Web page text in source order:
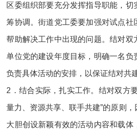
区委组织部要充分发挥指导职能，切
筹协调。街道党工委要加强对试点社
帮助解决工作中出现的问题。结对双
单位党的建设年度目标，明确一名负
负责具体活动的安排，以保证结对共
2．结合实际，扎实工作。结对双方
量力、资源共享、联手共建”的原则，
大胆创设新颖有效的活动内容和载体